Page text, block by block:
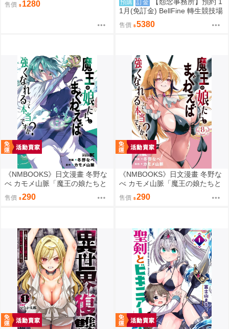
售價 1280 預購 訂金
1月(免訂金) BellFine 轉生競技場
瑪爾 巴洛克 1/6 0830
售價 5380
《NMBOOKS》日文漫畫 冬野な
べ カモメ山脈「魔王の娘たちと
まぐわえば強くなれるって本当
ですか？ (7)」
售價 290
《NMBOOKS》日文漫畫 冬野な
べ カモメ山脈「魔王の娘たちと
まぐわえば強くなれるって本当
ですか？ (8)」
售價 290